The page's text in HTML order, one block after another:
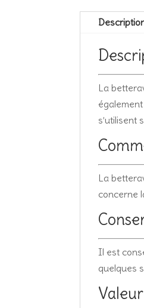
La
s’utilisent
La
concerne
Il est
quelques